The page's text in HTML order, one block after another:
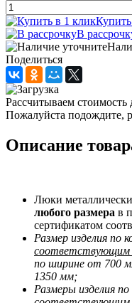
В
Поделиться
Рассчитываем стоимость
Пожалуйста подождите,
Описание
Люки
любого размера в
сертификатом
Размер изделия по
по ширине от 700
1350 мм;
Размеры изделия по